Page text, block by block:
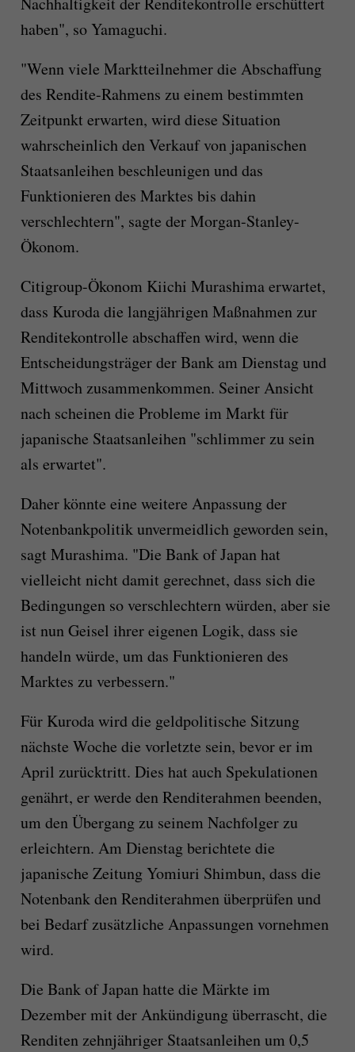
haben", so Yamaguchi.
"Wenn viele Marktteilnehmer die Abschaffung
des Rendite-Rahmens zu einem bestimmten
Zeitpunkt erwarten, wird diese Situation
wahrscheinlich den Verkauf von japanischen
Staatsanleihen beschleunigen und das
Funktionieren des Marktes bis dahin
verschlechtern", sagte der Morgan-Stanley-
Ökonom.
Citigroup-Ökonom Kiichi Murashima erwartet,
dass Kuroda die langjährigen Maßnahmen zur
Renditekontrolle abschaffen wird, wenn die
Entscheidungsträger der Bank am Dienstag und
Mittwoch zusammenkommen. Seiner Ansicht
nach scheinen die Probleme im Markt für
japanische Staatsanleihen "schlimmer zu sein
als erwartet".
Daher könnte eine weitere Anpassung der
Notenbankpolitik unvermeidlich geworden sein,
sagt Murashima. "Die Bank of Japan hat
vielleicht nicht damit gerechnet, dass sich die
Bedingungen so verschlechtern würden, aber sie
ist nun Geisel ihrer eigenen Logik, dass sie
handeln würde, um das Funktionieren des
Marktes zu verbessern."
Für Kuroda wird die geldpolitische Sitzung
nächste Woche die vorletzte sein, bevor er im
April zurücktritt. Dies hat auch Spekulationen
genährt, er werde den Renditerahmen beenden,
um den Übergang zu seinem Nachfolger zu
erleichtern. Am Dienstag berichtete die
japanische Zeitung Yomiuri Shimbun, dass die
Notenbank den Renditerahmen überprüfen und
bei Bedarf zusätzliche Anpassungen vornehmen
wird.
Die Bank of Japan hatte die Märkte im
Dezember mit der Ankündigung überrascht, die
Renditen zehnjähriger Staatsanleihen um 0,5